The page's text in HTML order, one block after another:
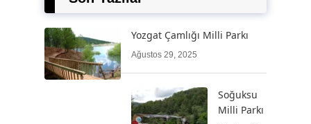
Yozgat Çamlığı Milli Parkı
Ağustos 29, 2025
Soğuksu
Milli Parkı